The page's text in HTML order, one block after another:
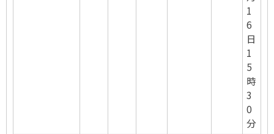
1
6
日
1
5
時
3
0
分